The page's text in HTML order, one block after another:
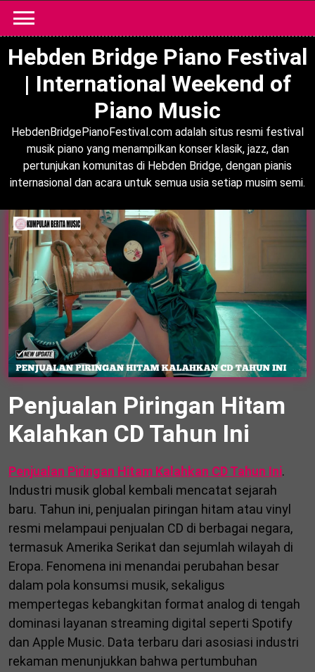
content
Hebden Bridge Piano Festival
| International Weekend of
Piano Music
HebdenBridgePianoFestival.com adalah situs resmi festival
musik piano yang menampilkan konser klasik, jazz, dan
pertunjukan komunitas di Hebden Bridge, dengan pianis
internasional dan acara untuk semua usia setiap musim semi.
Penjualan Piringan Hitam
Kalahkan CD Tahun Ini
Penjualan Piringan Hitam Kalahkan CD Tahun Ini.
Industri musik global kembali mencatat sejarah
baru. Tahun ini, penjualan piringan hitam atau vinyl
resmi melampaui penjualan CD di berbagai negara,
termasuk Amerika Serikat dan sejumlah wilayah di
Eropa. Fenomena ini menandai perubahan besar
dalam pola konsumsi musik, sekaligus
mempertegas kebangkitan format analog di tengah
dominasi layanan streaming digital seperti Spotify
dan Apple Music. Data terbaru dari asosiasi industri
rekaman menunjukkan bahwa pertumbuhan